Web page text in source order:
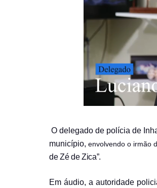
O delegado de polícia de
município, envolvendo o irmão
de Zé de Zica”.
Em áudio, a autoridade